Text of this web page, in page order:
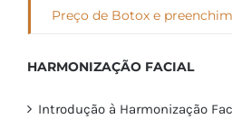
Preço de Botox e
HARMONIZAÇÃO FACIAL
Introdução à Harmonização